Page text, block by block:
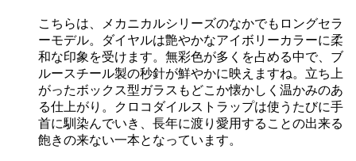
こちらは、メカニカルシリーズのなかでもロングセラ
ーモデル。ダイヤルは艶やかなアイボリーカラーに柔
和な印象を受けます。無彩色が多くを占める中で、ブ
ルースチール製の秒針が鮮やかに映えますね。立ち上
がったボックス型ガラスもどこか懐かしく温かみのあ
る仕上がり。クロコダイルストラップは使うたびに手
首に馴染んでいき、長年に渡り愛用することの出来る
飽きの来ない一本となっています。